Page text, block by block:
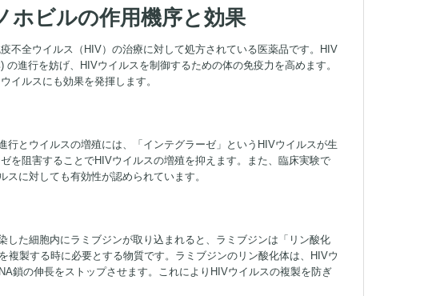
ホビルの作用機序と効果
不全ウイルス（HIV）の治療に対して処方されている医薬品です。HIV
進行を妨げ、HIVウイルスを制御するための体の免疫力を高めます。
イルスにも効果を発揮します。
行とウイルスの増殖には、「インテグラーゼ」というHIVウイルスが生
を阻害することでHIVウイルスの増殖を抑えます。また、臨床実験で
に対しても有効性が認められています。
した細胞内にラミブジンが取り込まれると、ラミブジンは「リン酸化
製する時に必要とする物質です。ラミブジンのリン酸化体は、HIVウ
鎖の伸長をストップさせます。これによりHIVウイルスの複製を防ぎ